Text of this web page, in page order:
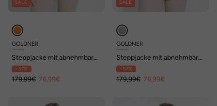
SALE
GOLDNER
Steppjacke mit abnehmbarer
Kapuze
- 57%
179,99€ 76,99€
SALE
GOLDNER
Steppjacke mit abnehmbarer
Kapuze
- 57%
179,99€ 76,99€